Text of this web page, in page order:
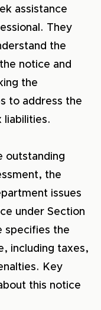
assistance
They
the
notice and
the
to address the
liabilities.
outstanding
the
issues
under Section
specifies the
including taxes,
Key
this notice